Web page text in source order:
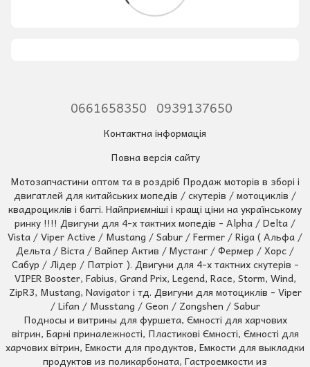
0661658350 0939137650
Контактна інформація
Повна версія сайту
Мотозапчастини оптом та в роздріб Продаж моторів в зборі і
двигатлей для китайських мопедів / скутерів / мотоциклів /
квадроциклів і баггі. Найприємніші і кращі ціни на українському
ринку !!!! Двигуни для 4-х тактних мопедів - Alpha / Delta /
Vista / Viper Active / Mustang / Sabur / Fermer / Riga ( Альфа /
Дельта / Віста / Вайпер Актив / Мустанг / Фермер / Хорс /
Сабур / Лідер / Патріот ). Двигуни для 4-х тактних скутерів -
VIPER Booster, Fabius, Grand Prix, Legend, Race, Storm, Wind,
ZipR3, Mustang, Navigator і тд. Двигуни для мотоциклів - Viper
/ Lifan / Musstang / Geon / Zongshen / Sabur
Подносы и витрины для фуршета, Ємності для харчових
вітрин, Барні приналежності, Пластикові Ємності, Ємності для
харчових вітрин, Емкости для продуктов, Емкости для выкладки
продуктов из поликарбоната, Гастроемкости из